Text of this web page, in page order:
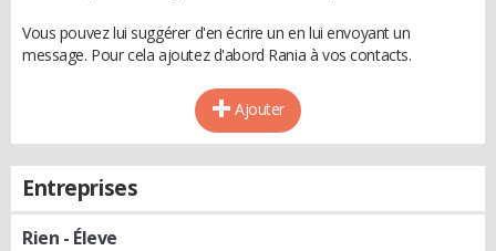
Vous pouvez lui suggérer d'en écrire un en lui envoyant un
message. Pour cela ajoutez d'abord Rania à vos contacts.
Ajouter
Entreprises
Rien - Éleve